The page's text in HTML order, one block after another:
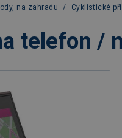
na zahradu / Cyklistické
telefon /